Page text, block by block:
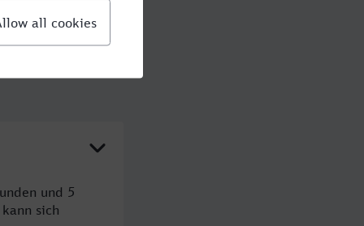
und 5
sich